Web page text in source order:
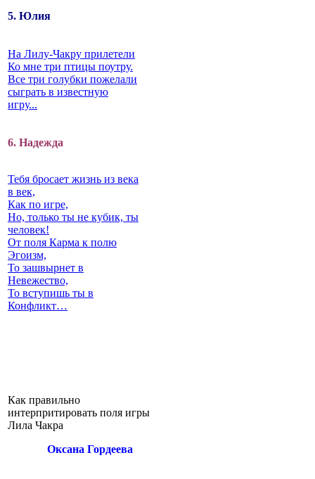
5. Юлия
На Лилу-Чакру прилетели
Ко мне три птицы поутру.
Все три голубки пожелали
сыграть в известную
игру...
6. Надежда
Тебя бросает жизнь из века
в век,
Как по игре,
Но, только ты не кубик, ты
человек!
От поля Карма к полю
Эгоизм,
То зашвырнет в
Невежество,
То вступишь ты в
Конфликт…
Как правильно
интерпритировать поля игры
Лила Чакра
Оксана Гордеева